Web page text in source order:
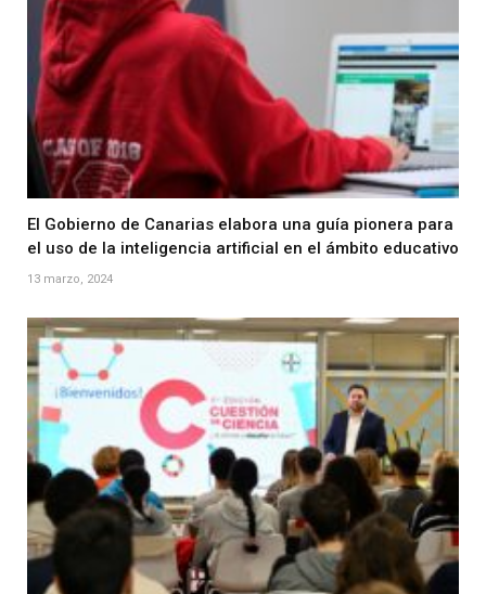
El Gobierno de Canarias elabora una guía pionera para
el uso de la inteligencia artificial en el ámbito educativo
13 marzo, 2024